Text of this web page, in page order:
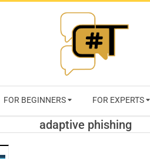
RIVISTA
FOR BEGINNERS FOR EXPERTS
adaptive phishing